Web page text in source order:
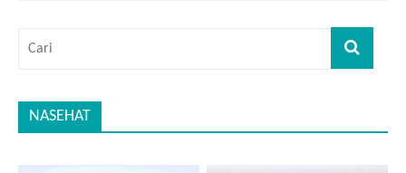
NASEHAT